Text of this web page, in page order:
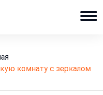
комнату с зеркалом